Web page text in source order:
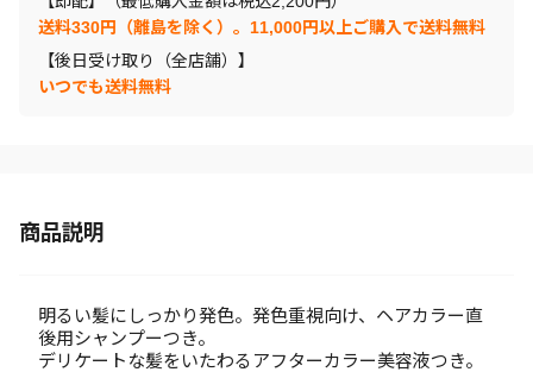
送料330円（離島を除く）。11,000円以上ご購入で送料無料
【後日受け取り（全店舗）】
いつでも送料無料
商品説明
明るい髪にしっかり発色。発色重視向け、ヘアカラー直
後用シャンプーつき。
デリケートな髪をいたわるアフターカラー美容液つき。